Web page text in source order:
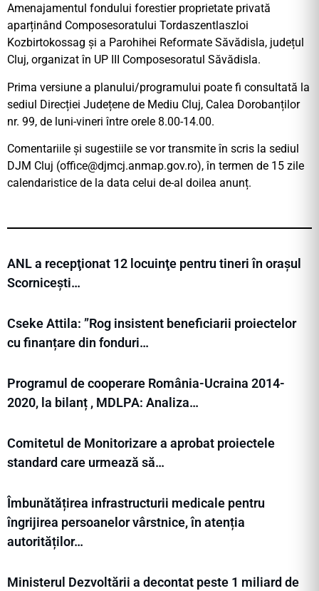
Amenajamentul fondului forestier proprietate privată
aparținând Composesoratului Tordaszentlaszloi
Kozbirtokossag și a Parohihei Reformate Săvădisla, județul
Cluj, organizat în UP III Composesoratul Săvădisla.
Prima versiune a planului/programului poate fi consultată la
sediul Direcției Județene de Mediu Cluj, Calea Dorobanților
nr. 99, de luni-vineri între orele 8.00-14.00.
Comentariile și sugestiile se vor transmite în scris la sediul
DJM Cluj (office@djmcj.anmap.gov.ro), în termen de 15 zile
calendaristice de la data celui de-al doilea anunț.
ANL a recepţionat 12 locuinţe pentru tineri în orașul
Scornicești…
Cseke Attila: ”Rog insistent beneficiarii proiectelor
cu finanțare din fonduri…
Programul de cooperare România-Ucraina 2014-
2020, la bilanț , MDLPA: Analiza…
Comitetul de Monitorizare a aprobat proiectele
standard care urmează să…
Îmbunătățirea infrastructurii medicale pentru
îngrijirea persoanelor vârstnice, în atenția
autorităților…
Ministerul Dezvoltării a decontat peste 1 miliard de